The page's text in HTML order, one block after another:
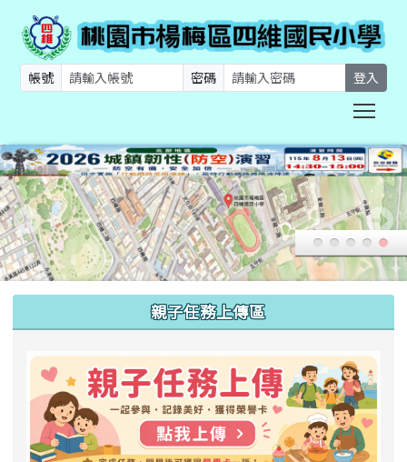
帳號 密碼 登入
親子任務上傳區